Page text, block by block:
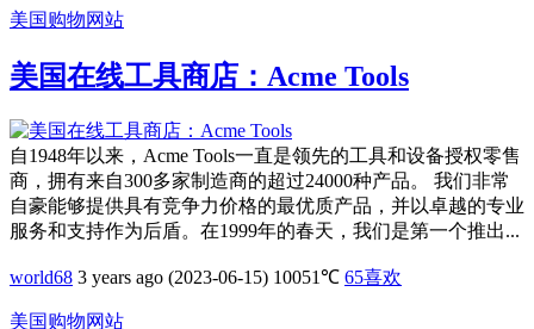
美国购物网站
美国在线工具商店：Acme Tools
自1948年以来，Acme Tools一直是领先的工具和设备授权零售
商，拥有来自300多家制造商的超过24000种产品。 我们非常
自豪能够提供具有竞争力价格的最优质产品，并以卓越的专业
服务和支持作为后盾。在1999年的春天，我们是第一个推出...
world68 3 years ago (2023-06-15) 10051℃ 65喜欢
美国购物网站